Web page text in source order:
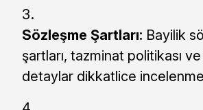
Sözleşme Şartları: Bayilik
şartları, tazminat politikası
detaylar dikkatlice